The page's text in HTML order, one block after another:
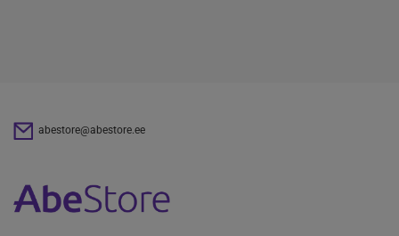
abestore@abestore.ee